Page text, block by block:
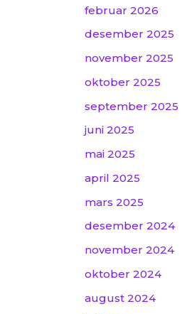
februar 2026
desember 2025
november 2025
oktober 2025
september 2025
juni 2025
mai 2025
april 2025
mars 2025
desember 2024
november 2024
oktober 2024
august 2024